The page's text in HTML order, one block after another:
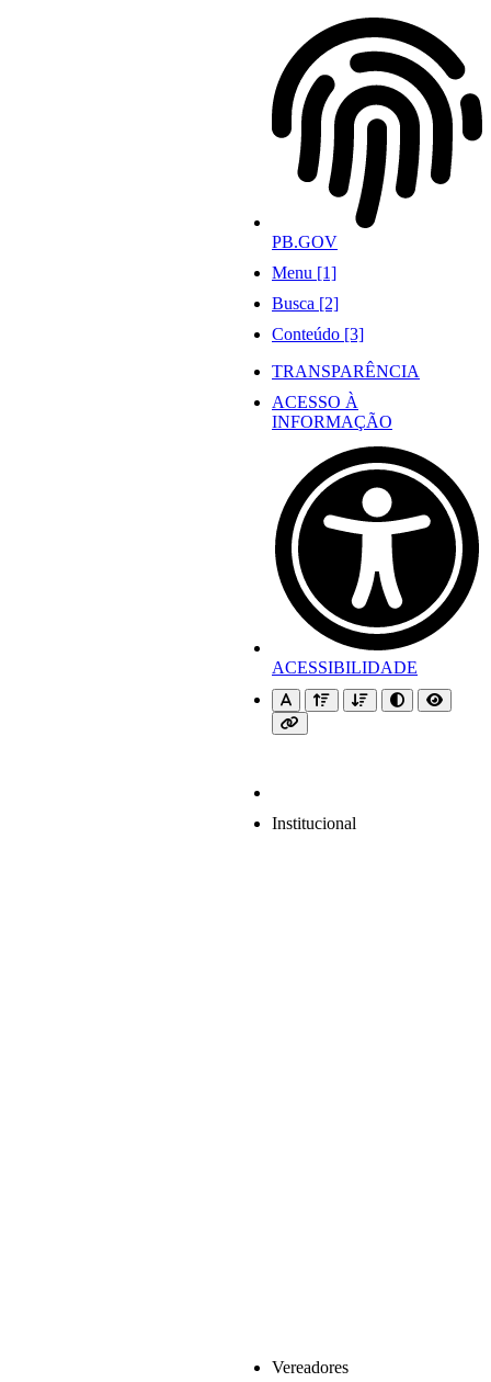
PB.GOV
Menu [1]
Busca [2]
Conteúdo [3]
TRANSPARÊNCIA
ACESSO À
INFORMAÇÃO
ACESSIBILIDADE
Institucional
Vereadores